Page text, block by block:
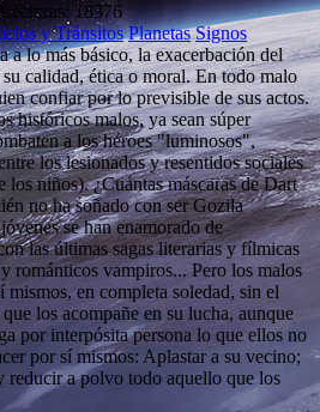
18376
y Tránsitos Planetas Signos
a lo más básico, la exacerbación del
calidad, ética o moral. En todo malo
confiar por lo previsible de sus actos.
históricos malos, ya sean súper
a los héroes "luminosos",
los lesionados y resentidos sociales
los niños). ¿Cuántas máscaras de Dart
no ha soñado con ser Gozila
se han enamorado de
las últimas sagas literarias y fílmicas
románticos vampiros... Pero los malos
en completa soledad, sin el
los acompañe en su lucha, aunque
por interpósita persona lo que ellos no
por sí mismos: Aplastar a su vecino;
reducir a polvo todo aquello que los